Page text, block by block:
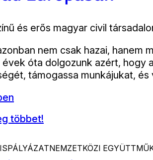
és erős magyar civil
nem csak hazai, hanem
évek óta dolgozunk azért, hogy
támogassa munkájukat,
többet!
PÁLYÁZATNEMZETKÖZI